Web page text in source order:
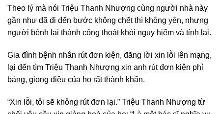
Theo lý mà nói Triệu Thanh Nhượng cùng người nhà này
gần như đã đi đến bước không chết thì không yên, nhưng
người bệnh lại thành công thoát khỏi nguy hiểm và tỉnh lại.
Gia đình bệnh nhân rút đơn kiện, đăng lời xin lỗi lên mạng,
lại đến tìm Triệu Thanh Nhượng xin anh rút đơn kiện phỉ
báng, giọng điệu của họ rất thành khẩn.
“Xin lỗi, tôi sẽ không rút đơn lại.” Triệu Thanh Nhượng từ